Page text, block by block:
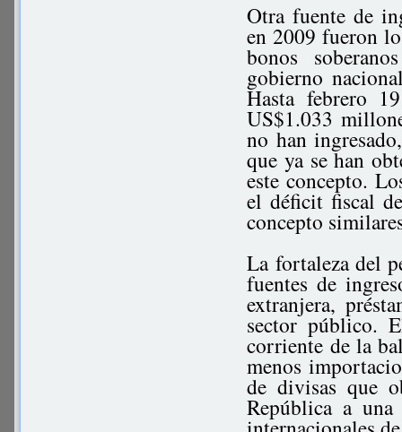
Otra fuente de
en 2009 fueron
bonos
gobierno
Hasta febrero
US$1.033
no han
que ya se han
este concepto.
el déficit fiscal
concepto
La fortaleza del
fuentes de
extranjera,
sector público.
corriente de la
menos
de divisas que
República a